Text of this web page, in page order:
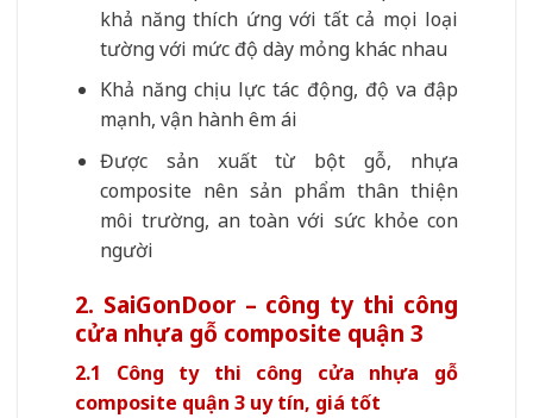
khả năng thích ứng với tất cả mọi loại
tường với mức độ dày mỏng khác nhau
Khả năng chịu lực tác động, độ va đập
mạnh, vận hành êm ái
Được sản xuất từ bột gỗ, nhựa
composite nên sản phẩm thân thiện
môi trường, an toàn với sức khỏe con
người
2. SaiGonDoor – công ty thi công
cửa nhựa gỗ composite quận 3
2.1 Công ty thi công cửa nhựa gỗ
composite quận 3 uy tín, giá tốt